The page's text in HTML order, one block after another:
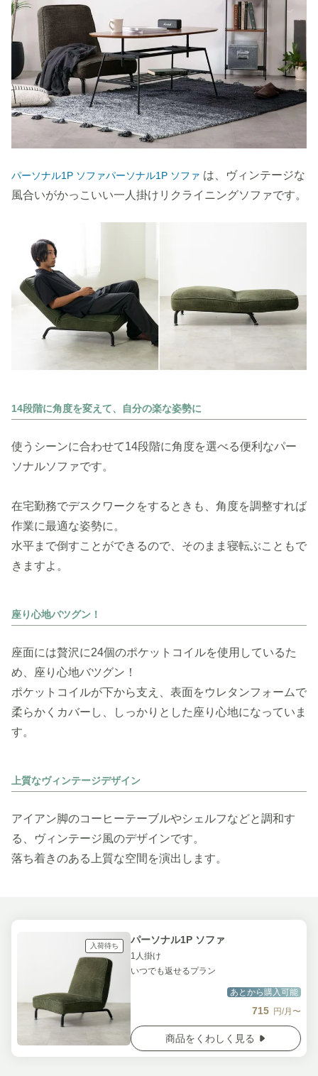
パーソナル1P ソファパーソナル1P ソファ は、ヴィンテージな
風合いがかっこいい一人掛けリクライニングソファです。
14段階に角度を変えて、自分の楽な姿勢に
使うシーンに合わせて14段階に角度を選べる便利なパー
ソナルソファです。
在宅勤務でデスクワークをするときも、角度を調整すれば
作業に最適な姿勢に。
水平まで倒すことができるので、そのまま寝転ぶこともで
きますよ。
座り心地バツグン！
座面には贅沢に24個のポケットコイルを使用しているた
め、座り心地バツグン！
ポケットコイルが下から支え、表面をウレタンフォームで
柔らかくカバーし、しっかりとした座り心地になっていま
す。
上質なヴィンテージデザイン
アイアン脚のコーヒーテーブルやシェルフなどと調和す
る、ヴィンテージ風のデザインです。
落ち着きのある上質な空間を演出します。
入荷待ち パーソナル1P ソファ
1人掛け
いつでも返せるプラン
あとから購入可能
715 円/月〜
商品をくわしく見る